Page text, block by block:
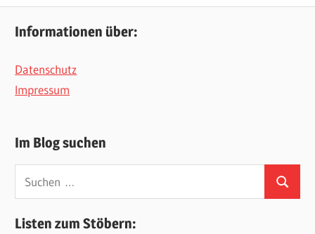
Informationen über:
Datenschutz
Impressum
Im Blog suchen
Suchen
nach:
Suchen
Listen zum Stöbern: